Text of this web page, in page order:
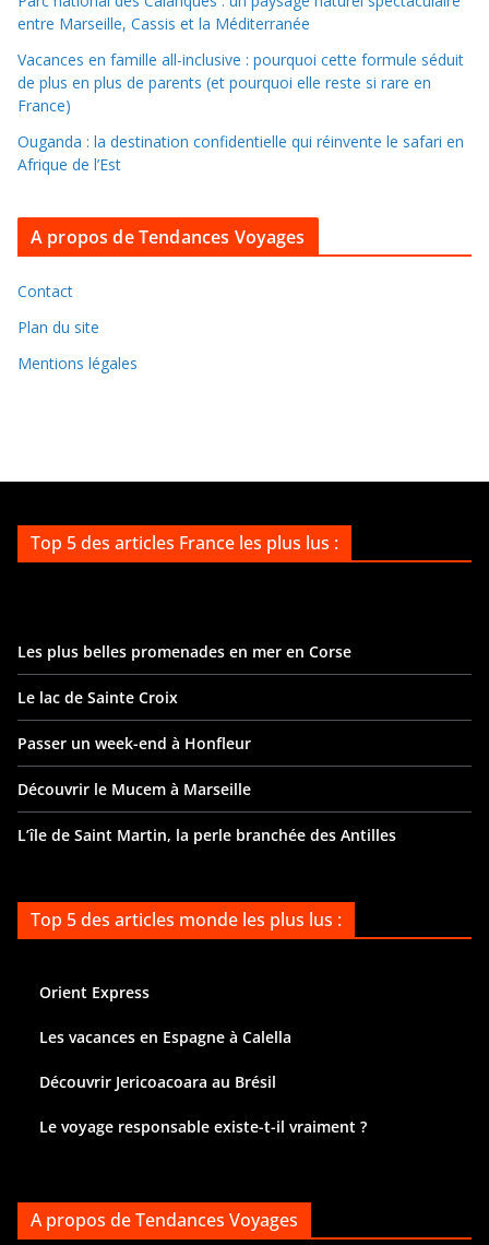
n
e
a
i
v
e
entre Marseille, Cassis et la Méditerranée
Vacances en famille all-inclusive : pourquoi cette formule séduit
de plus en plus de parents (et pourquoi elle reste si rare en
France)
Ouganda : la destination confidentielle qui réinvente le safari en
Afrique de l’Est
A propos de Tendances Voyages
Contact
Plan du site
Mentions légales
Top 5 des articles France les plus lus :
Les plus belles promenades en mer en Corse
Le lac de Sainte Croix
Passer un week-end à Honfleur
Découvrir le Mucem à Marseille
L’île de Saint Martin, la perle branchée des Antilles
Top 5 des articles monde les plus lus :
Orient Express
Les vacances en Espagne à Calella
Découvrir Jericoacoara au Brésil
Le voyage responsable existe-t-il vraiment ?
A propos de Tendances Voyages